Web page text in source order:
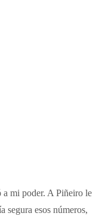
mi poder. A Piñeiro le
segura esos números,